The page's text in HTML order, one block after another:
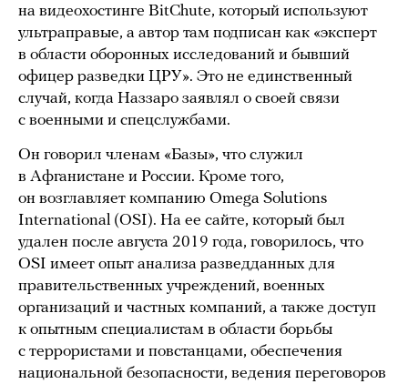
на видеохостинге BitChute, который используют
ультраправые, а автор там подписан как «эксперт
в области оборонных исследований и бывший
офицер разведки ЦРУ». Это не единственный
случай, когда Наззаро заявлял о своей связи
с военными и спецслужбами.
Он говорил членам «Базы», что служил
в Афганистане и России. Кроме того,
он возглавляет компанию Omega Solutions
International (OSI). На ее сайте, который был
удален после августа 2019 года, говорилось, что
OSI имеет опыт анализа разведданных для
правительственных учреждений, военных
организаций и частных компаний, а также доступ
к опытным специалистам в области борьбы
с террористами и повстанцами, обеспечения
национальной безопасности, ведения переговоров